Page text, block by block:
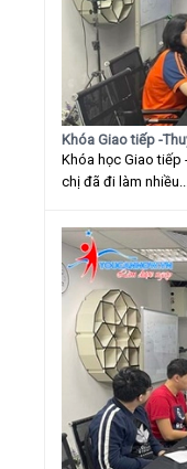
Khóa Giao tiếp -
Khóa học Giao tiếp
chị đã đi làm nhiều...